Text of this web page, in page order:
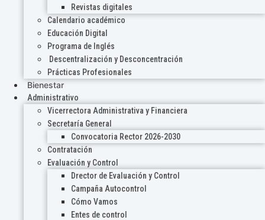
Revistas digitales
Calendario académico
Educación Digital
Programa de Inglés
Descentralización y Desconcentración
Prácticas Profesionales
Bienestar
Administrativo
Vicerrectora Administrativa y Financiera
Secretaría General
Convocatoria Rector 2026-2030
Contratación
Evaluación y Control
Drector de Evaluación y Control
Campaña Autocontrol
Cómo Vamos
Entes de control